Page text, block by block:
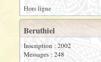
Hors ligne
Beruthiel
Inscription : 2002
Messages : 248